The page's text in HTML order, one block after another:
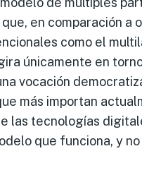
en comparación a
como el
únicamente en
vocación
más importan
las tecnologías
que funciona, y